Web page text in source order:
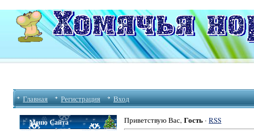
Главная Регистрация Вход
Меню Сайта
Приветствую Вас, Гость· RSS